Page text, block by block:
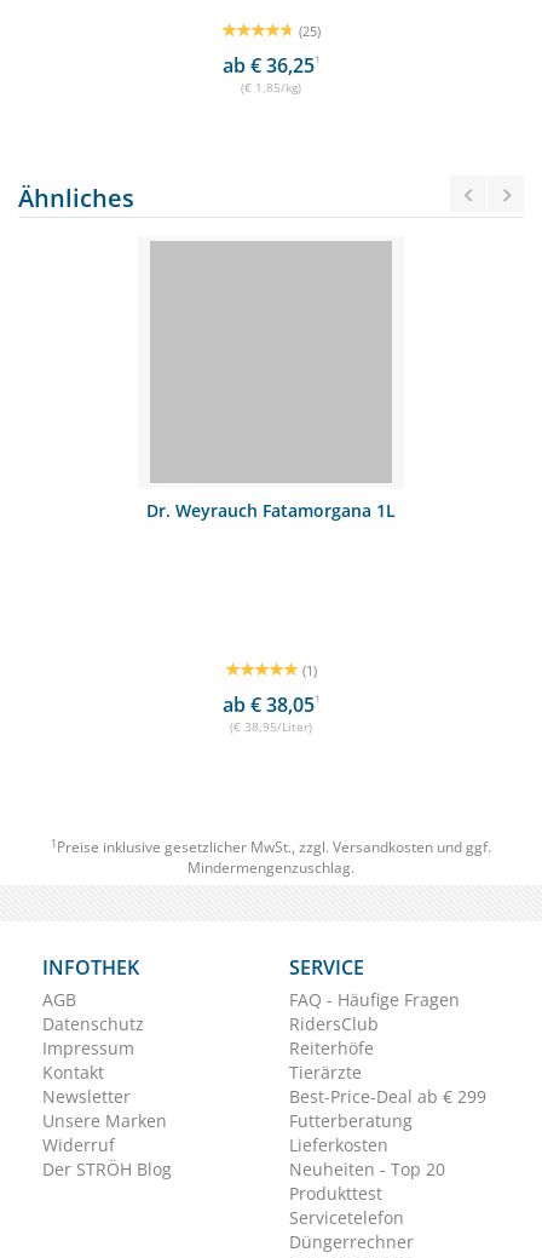
(25)
ab € 36,251
(€ 1,85/kg)
Ähnliches
Dr. Weyrauch Fatamorgana 1L
(1)
ab € 38,051
(€ 38,95/Liter)
1 Preise inklusive gesetzlicher MwSt., zzgl. Versandkosten und ggf.
Mindermengenzuschlag.
INFOTHEK
AGB
Datenschutz
Impressum
Kontakt
Newsletter
Unsere Marken
Widerruf
Der STRÖH Blog
SERVICE
FAQ - Häufige Fragen
RidersClub
Reiterhöfe
Tierärzte
Best-Price-Deal ab € 299
Futterberatung
Lieferkosten
Neuheiten - Top 20
Produkttest
Servicetelefon
Düngerrechner